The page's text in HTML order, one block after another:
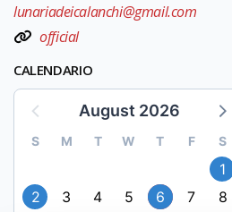
lunariadeicalanchi@gmail.com
official
CALENDARIO
August 2026
S M T W T F S
1
2
3 4 5 6 7
8